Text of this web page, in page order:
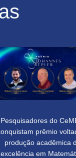
Pesquisadores do
prêmio
produção acadêmica
excelência em